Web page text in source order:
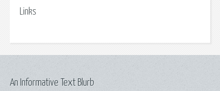
Links
An Informative Text Blurb